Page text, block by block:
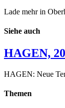
Lade mehr in
Siehe auch
HAGEN,
HAGEN: Neue
Themen